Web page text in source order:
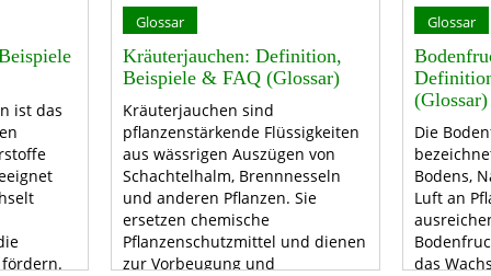
ist das
Glossar
Kräuterjauchen: Definition,
Beispiele & FAQ (Glossar)
Kräuterjauchen sind
pflanzenstärkende Flüssigkeiten
aus wässrigen Auszügen von
Schachtelhalm, Brennnesseln
und anderen Pflanzen. Sie
ersetzen chemische
Pflanzenschutzmittel und dienen
zur Vorbeugung und
Glossar
(Glossar)
Die
Bodens,
Luft an
das